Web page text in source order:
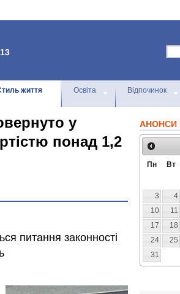
життя Освіта Відпочинок
у
понад 1,2
питання законності
АНОНСИ
Пн Вт
3
4
10
11
17
18
24
25
31